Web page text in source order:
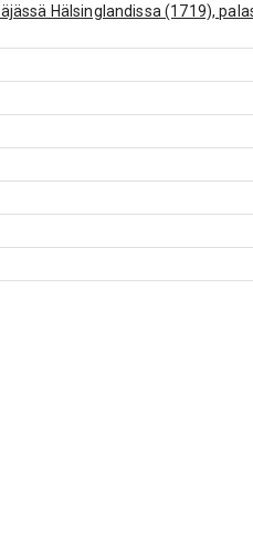
Hälsinglandissa (1719),